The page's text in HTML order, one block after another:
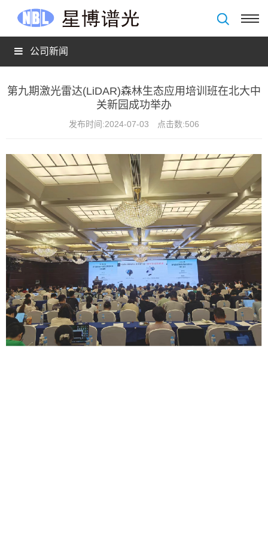
公司新闻
第九期激光雷达(LiDAR)森林生态应用培训班在北大中
关新园成功举办
发布时间:2024-07-03 点击数:506